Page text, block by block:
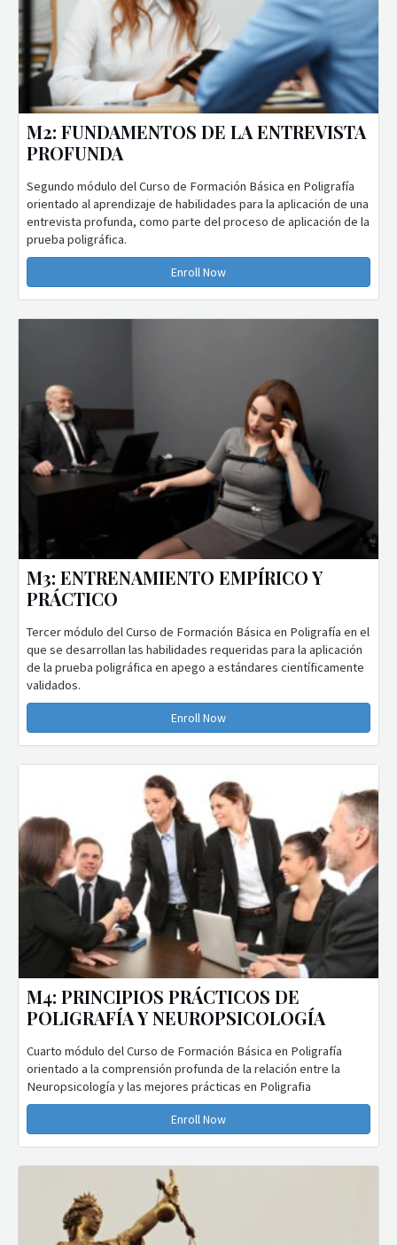
M2: FUNDAMENTOS DE LA ENTREVISTA
PROFUNDA
Segundo módulo del Curso de Formación Básica en Poligrafía
orientado al aprendizaje de habilidades para la aplicación de una
entrevista profunda, como parte del proceso de aplicación de la
prueba poligráfica.
Enroll Now
M3: ENTRENAMIENTO EMPÍRICO Y
PRÁCTICO
Tercer módulo del Curso de Formación Básica en Poligrafía en el
que se desarrollan las habilidades requeridas para la aplicación
de la prueba poligráfica en apego a estándares científicamente
validados.
Enroll Now
M4: PRINCIPIOS PRÁCTICOS DE
POLIGRAFÍA Y NEUROPSICOLOGÍA
Cuarto módulo del Curso de Formación Básica en Poligrafía
orientado a la comprensión profunda de la relación entre la
Neuropsicología y las mejores prácticas en Poligrafia
Enroll Now